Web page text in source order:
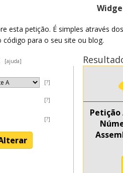
esta petição. É simples através
para o seu site ou blog.
[ajuda]
[?]
[?]
[?]